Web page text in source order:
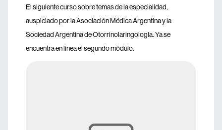
El siguiente curso sobre temas de la especialidad,
auspiciado por la Asociación Médica Argentina y la
Sociedad Argentina de Otorrinolaringología. Ya se
encuentra en linea el segundo módulo.